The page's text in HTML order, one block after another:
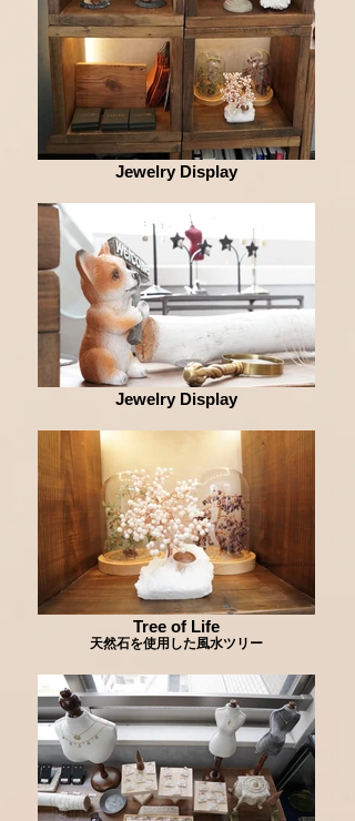
Jewelry Display
Jewelry Display
Tree of Life
天然石を使用した風水ツリー